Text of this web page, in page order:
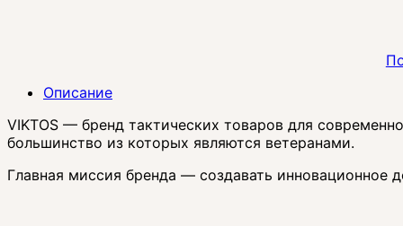
Описание
VIKTOS — бренд тактических товаров для
большинство из которых являются ветеранами.
Главная миссия бренда — создавать инновационное